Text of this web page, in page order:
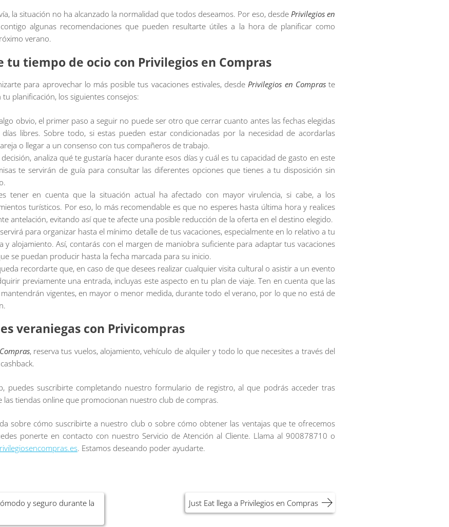
la situación no ha alcanzado la normalidad que todos deseamos. Por eso, desde Privilegios en
algunas recomendaciones que pueden resultarte útiles a la hora de planificar como
verano.
tiempo de ocio con Privilegios en Compras
para aprovechar lo más posible tus vacaciones estivales, desdePrivilegios en Compraste
planificación, los siguientes consejos:
obvio, el primer paso a seguir no puede ser otro que cerrar cuanto antes las fechas elegidas
libres. Sobre todo, si estas pueden estar condicionadas por la necesidad de acordarlas
o llegar a un consenso con tus compañeros de trabajo.
analiza qué te gustaría hacer durante esos días y cuál es tu capacidad de gasto en este
te servirán de guía para consultar las diferentes opciones que tienes a tu disposición sin
tener en cuenta que la situación actual ha afectado con mayor virulencia, si cabe, a los
turísticos. Por eso, lo más recomendable es que no esperes hasta última hora y realices
antelación, evitando así que te afecte una posible reducción de la oferta en el destino elegido.
para organizar hasta el mínimo detalle de tus vacaciones, especialmente en lo relativo a tu
y alojamiento. Así, contarás con el margen de maniobra suficiente para adaptar tus vacaciones
se puedan producir hasta la fecha marcada para su inicio.
recordarte que, en caso de que desees realizar cualquier visita cultural o asistir a un evento
previamente una entrada, incluyas este aspecto en tu plan de viaje. Ten en cuenta que las
vigentes, en mayor o menor medida, durante todo el verano, por lo que no está de
veraniegas con Privicompras
, reserva tus vuelos, alojamiento, vehículo de alquiler y todo lo que necesites a través del
puedes suscribirte completando nuestro formulario de registro, al que podrás acceder tras
las tiendas online que promocionan nuestro club de compras.
sobre cómo suscribirte a nuestro club o sobre cómo obtener las ventajas que te ofrecemos
ponerte en contacto con nuestro Servicio de Atención al Cliente. Llama al 900878710 o
. Estamos deseando poder ayudarte.
y seguro durante la
Just Eat llega a Privilegios en Compras